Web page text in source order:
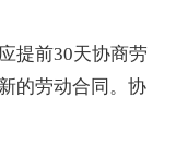
提前30天协商劳
的劳动合同。协